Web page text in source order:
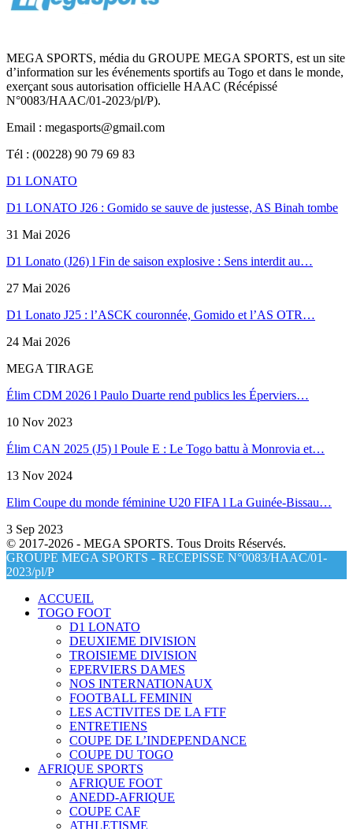
MEGA SPORTS, média du GROUPE MEGA SPORTS, est un site
d’information sur les événements sportifs au Togo et dans le monde,
exerçant sous autorisation officielle HAAC (Récépissé
N°0083/HAAC/01-2023/pl/P).
Email : megasports@gmail.com
Tél : (00228) 90 79 69 83
D1 LONATO
D1 LONATO J26 : Gomido se sauve de justesse, AS Binah tombe
31 Mai 2026
D1 Lonato (J26) l Fin de saison explosive : Sens interdit au…
27 Mai 2026
D1 Lonato J25 : l’ASCK couronnée, Gomido et l’AS OTR…
24 Mai 2026
MEGA TIRAGE
Élim CDM 2026 l Paulo Duarte rend publics les Éperviers…
10 Nov 2023
Élim CAN 2025 (J5) l Poule E : Le Togo battu à Monrovia et…
13 Nov 2024
Elim Coupe du monde féminine U20 FIFA l La Guinée-Bissau…
3 Sep 2023
© 2017-2026 - MEGA SPORTS. Tous Droits Réservés.
GROUPE MEGA SPORTS - RECEPISSE N°0083/HAAC/01-
2023/pl/P
ACCUEIL
TOGO FOOT
D1 LONATO
DEUXIEME DIVISION
TROISIEME DIVISION
EPERVIERS DAMES
NOS INTERNATIONAUX
FOOTBALL FEMININ
LES ACTIVITES DE LA FTF
ENTRETIENS
COUPE DE L’INDEPENDANCE
COUPE DU TOGO
AFRIQUE SPORTS
AFRIQUE FOOT
ANEDD-AFRIQUE
COUPE CAF
ATHLETISME